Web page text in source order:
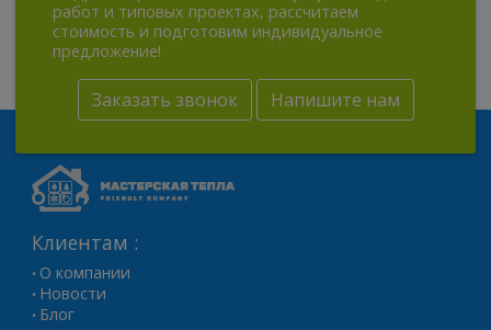
работ и типовых проектах, рассчитаем
стоимость и подготовим индивидуальное
предложение!
Заказать звонок Напишите нам
Клиентам :
• О компании
• Новости
• Блог